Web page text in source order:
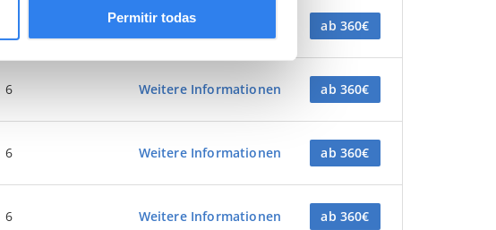
Permitir todas
Weitere Informationen ab 360€
6 Weitere Informationen ab 360€
6 Weitere Informationen ab 360€
6 Weitere Informationen ab 360€